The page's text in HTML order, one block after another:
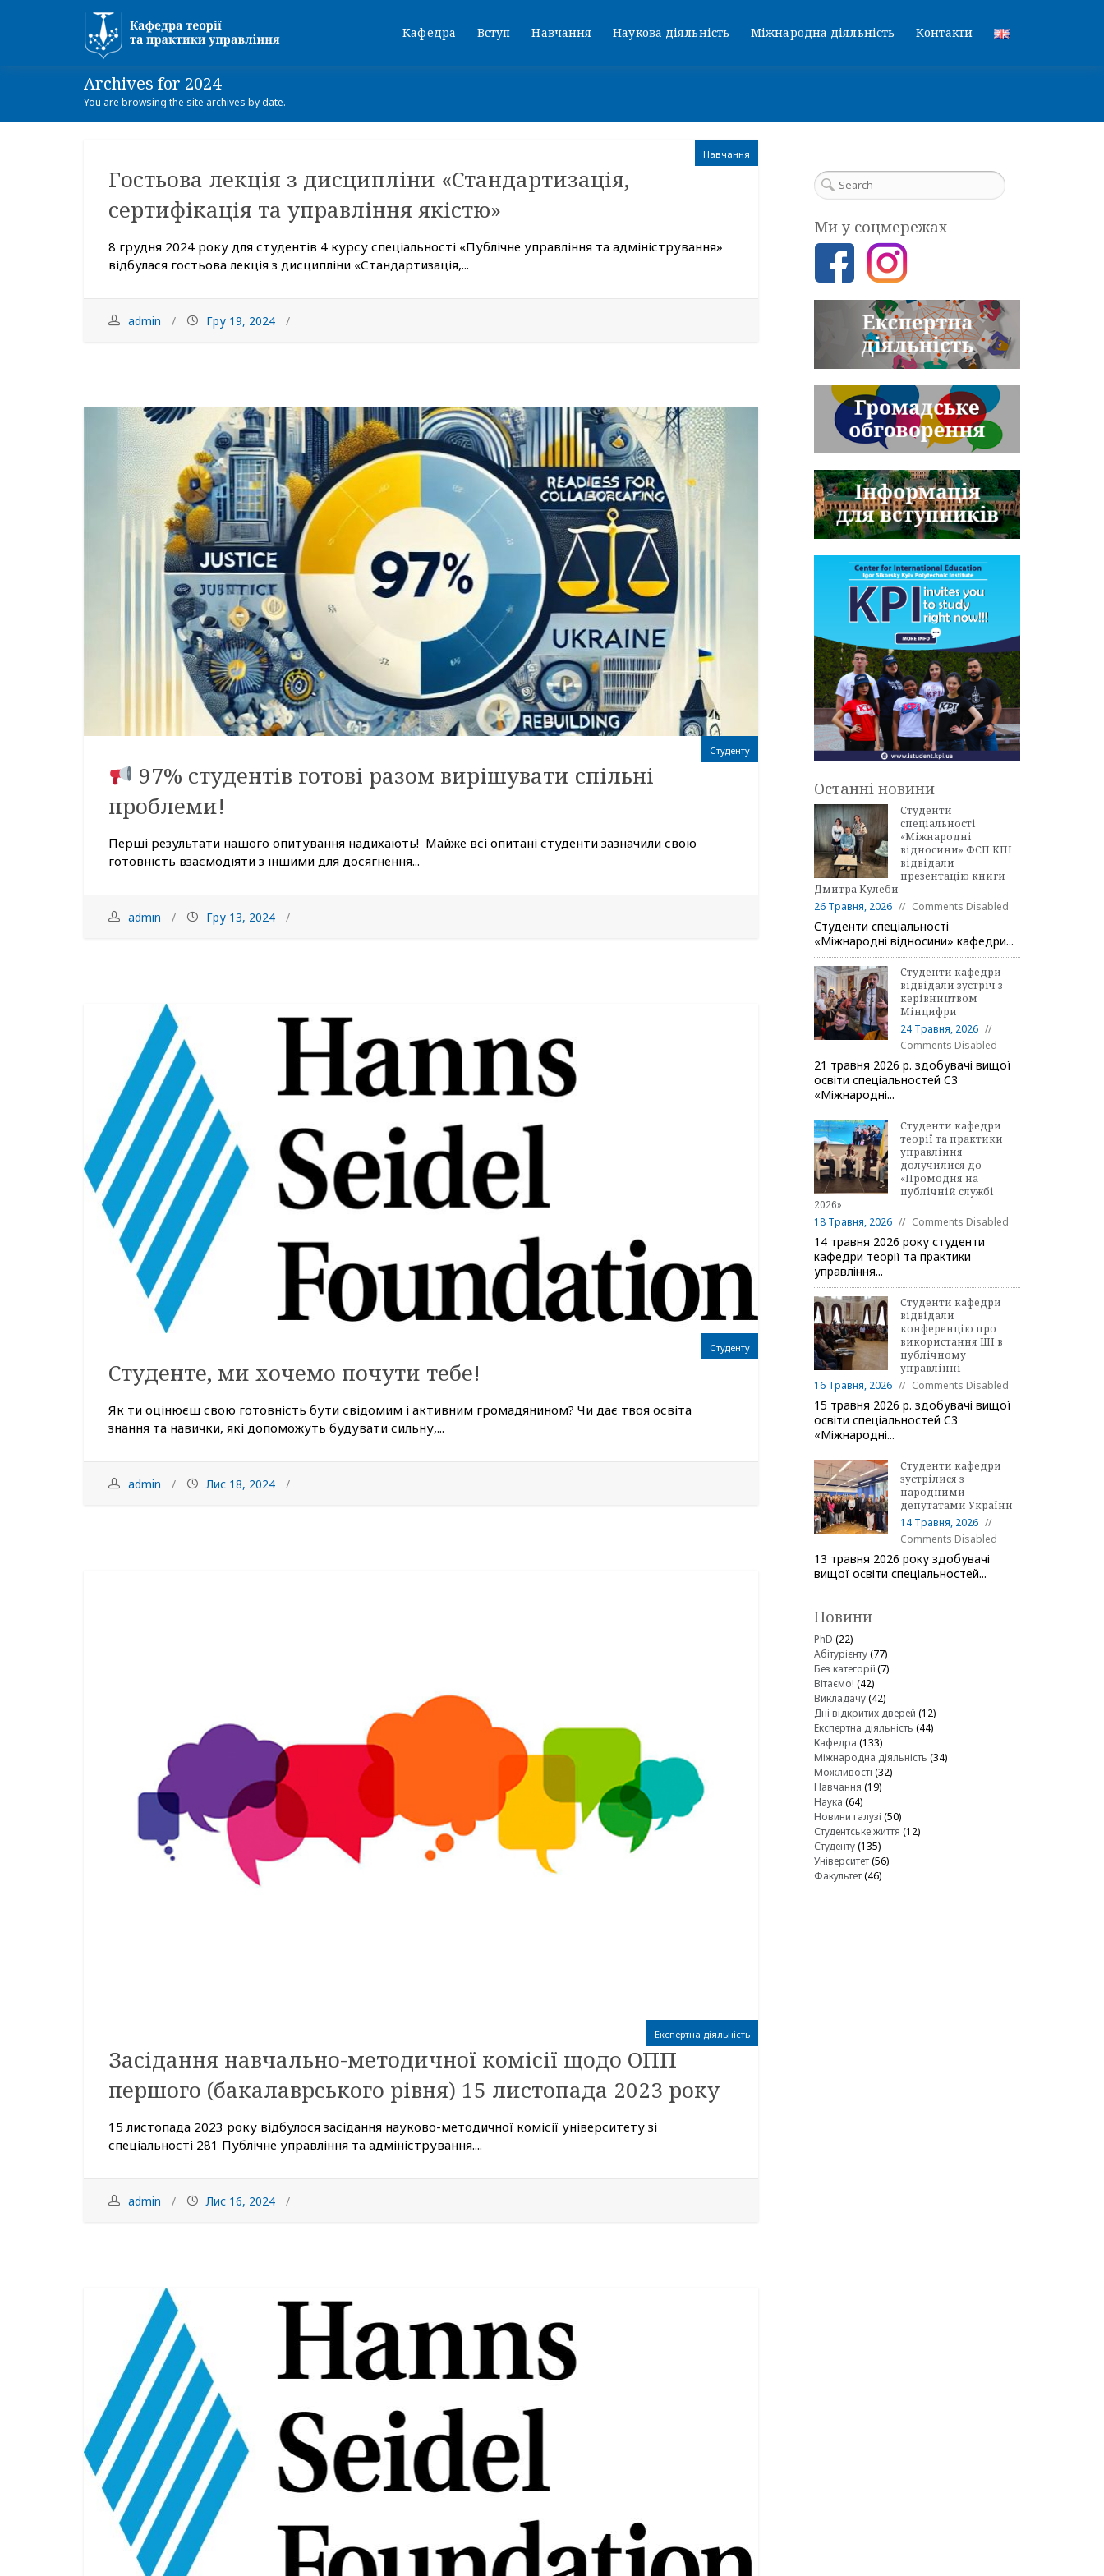
Кафедра Вступ Навчання Наукова діяльність Міжнародна діяльність Контакти
Archives for 2024
You are browsing the site archives by date.
Навчання
Гостьова лекція з дисципліни «Стандартизація,
сертифікація та управління якістю»
8 грудня 2024 року для студентів 4 курсу спеціальності «Публічне управління та адміністрування»
відбулася гостьова лекція з дисципліни «Стандартизація,...
admin Гру 19, 2024
Студенту
97% студентів готові разом вирішувати спільні
проблеми!
Перші результати нашого опитування надихають! Майже всі опитані студенти зазначили свою
готовність взаємодіяти з іншими для досягнення...
admin Гру 13, 2024
Студенту
Студенте, ми хочемо почути тебе!
Як ти оцінюєш свою готовність бути свідомим і активним громадянином? Чи дає твоя освіта
знання та навички, які допоможуть будувати сильну,...
admin Лис 18, 2024
Експертна діяльність
Засідання навчально-методичної комісії щодо ОПП
першого (бакалаврського рівня) 15 листопада 2023 року
15 листопада 2023 року відбулося засідання науково-методичної комісії університету зі
спеціальності 281 Публічне управління та адміністрування....
admin Лис 16, 2024
Ми у соцмережах
Останні новини
Студенти
спеціальності
«Міжнародні
відносини» ФСП КПІ
відвідали
презентацію книги
Дмитра Кулеби
26 Травня, 2026
Comments Disabled
Студенти спеціальності
«Міжнародні відносини» кафедри...
Студенти кафедри
відвідали зустріч з
керівництвом
Мінцифри
24 Травня, 2026
Comments Disabled
21 травня 2026 р. здобувачі вищої
освіти спеціальностей C3
«Міжнародні...
Студенти кафедри
теорії та практики
управління
долучилися до
«Промодня на
публічній службі
2026»
18 Травня, 2026
Comments Disabled
14 травня 2026 року студенти
кафедри теорії та практики
управління...
Студенти кафедри
відвідали
конференцію про
використання ШІ в
публічному
управлінні
16 Травня, 2026
Comments Disabled
15 травня 2026 р. здобувачі вищої
освіти спеціальностей C3
«Міжнародні...
Студенти кафедри
зустрілися з
народними
депутатами України
14 Травня, 2026
Comments Disabled
13 травня 2026 року здобувачі
вищої освіти спеціальностей...
Новини
PhD (22)
Абітурієнту(77)
Без категорії(7)
Вітаємо! (42)
Викладачу(42)
Дні відкритих дверей (12)
Експертна діяльність (44)
Кафедра (133)
Міжнародна діяльність (34)
Можливості (32)
Навчання (19)
Наука (64)
Новини галузі (50)
Студентське життя (12)
Студенту(135)
Університет(56)
Факультет(46)